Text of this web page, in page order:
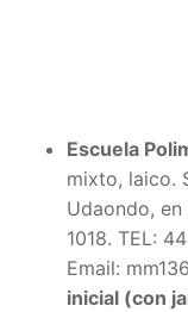
Escuela
mixto, laico.
Udaondo,
1018. TEL:
Email:
inicial (con